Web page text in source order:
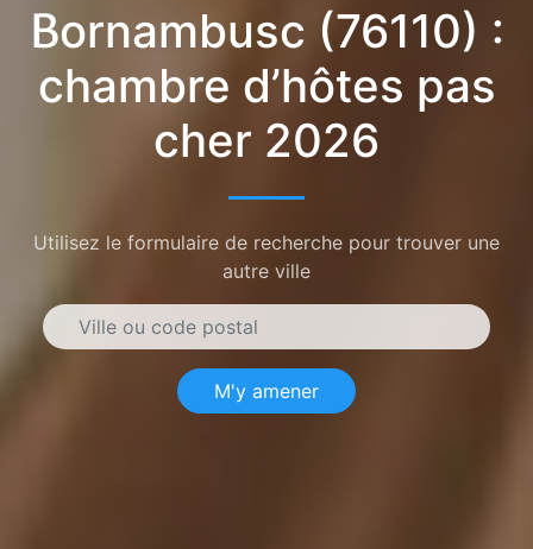
Bornambusc (76110) :
chambre d’hôtes pas
cher 2026
Utilisez le formulaire de recherche pour trouver une
autre ville
M'y amener